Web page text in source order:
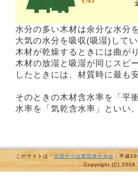
水分の多い木材は余分な水分
大気の水分を吸収(吸湿)して
木材が乾燥するときには曲が
木材の放湿と吸湿が同じスピ
したときには、材質時に最も
そのときの木材含水率を「平
水率を「気乾含水率」といい
このサイトは「全国中小企業団体中央会 ：平成
Copyright (C) 2008